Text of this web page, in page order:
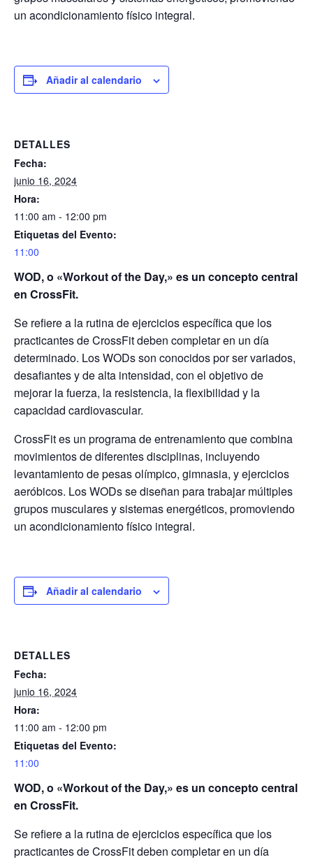
un acondicionamiento físico integral.
Añadir al calendario
DETALLES
Fecha:
junio 16, 2024
Hora:
11:00 am - 12:00 pm
Etiquetas del Evento:
11:00
WOD, o «Workout of the Day,» es un concepto central
en CrossFit.
Se refiere a la rutina de ejercicios específica que los
practicantes de CrossFit deben completar en un día
determinado. Los WODs son conocidos por ser variados,
desafiantes y de alta intensidad, con el objetivo de
mejorar la fuerza, la resistencia, la flexibilidad y la
capacidad cardiovascular.
CrossFit es un programa de entrenamiento que combina
movimientos de diferentes disciplinas, incluyendo
levantamiento de pesas olímpico, gimnasia, y ejercicios
aeróbicos. Los WODs se diseñan para trabajar múltiples
grupos musculares y sistemas energéticos, promoviendo
un acondicionamiento físico integral.
Añadir al calendario
DETALLES
Fecha:
junio 16, 2024
Hora:
11:00 am - 12:00 pm
Etiquetas del Evento:
11:00
WOD, o «Workout of the Day,» es un concepto central
en CrossFit.
Se refiere a la rutina de ejercicios específica que los
practicantes de CrossFit deben completar en un día